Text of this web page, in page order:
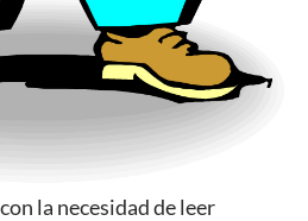
la necesidad de leer